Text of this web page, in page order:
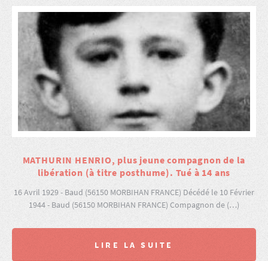
MATHURIN HENRIO, plus jeune compagnon de la
libération (à titre posthume). Tué à 14 ans
16 Avril 1929 - Baud (56150 MORBIHAN FRANCE) Décédé le 10 Février
1944 - Baud (56150 MORBIHAN FRANCE) Compagnon de (…)
LIRE LA SUITE